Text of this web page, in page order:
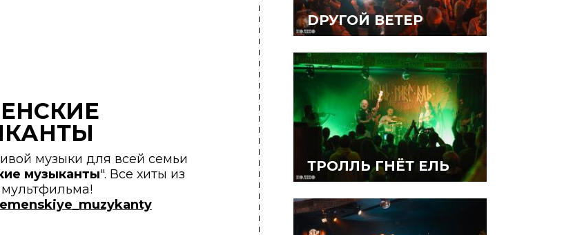
музыки для всей семьи
музыканты". Все хиты из
DРУГОЙ ВЕТЕР
ТРОЛЛЬ ГНЁТ ЕЛЬ